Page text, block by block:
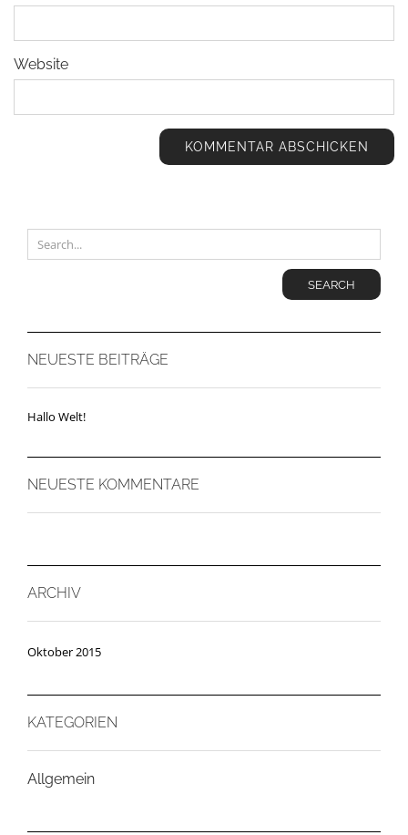
Website
SEARCH
NEUESTE BEITRÄGE
Hallo Welt!
NEUESTE KOMMENTARE
ARCHIV
Oktober 2015
KATEGORIEN
Allgemein